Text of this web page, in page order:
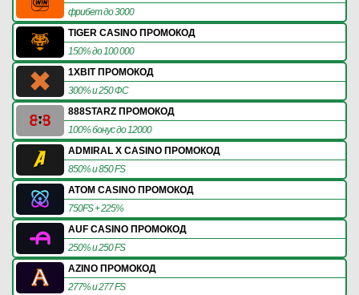
фрибет до 3000
TIGER CASINO ПРОМОКОД
150% до 100 000
1XBIT ПРОМОКОД
300% и 250 ФС
888STARZ ПРОМОКОД
100% бонус до 12000
ADMIRAL X CASINO ПРОМОКОД
850% и 850 FS
ATOM CASINO ПРОМОКОД
750FS + 225%
AUF CASINO ПРОМОКОД
250% и 250 FS
AZINO ПРОМОКОД
277% и 277 FS